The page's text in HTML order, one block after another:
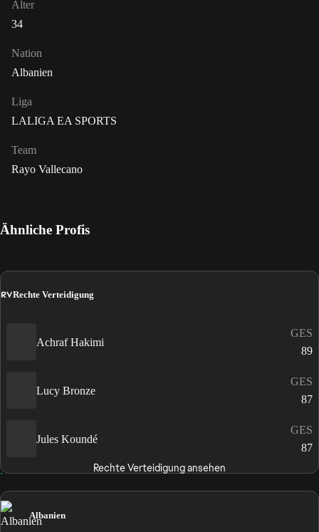
Alter
34
Nation
Albanien
Liga
LALIGA EA SPORTS
Team
Rayo Vallecano
Ähnliche Profis
RVRechte Verteidigung
Achraf Hakimi
GES
89
Lucy Bronze
GES
87
Jules Koundé
GES
87
Rechte Verteidigung ansehen
Albanien